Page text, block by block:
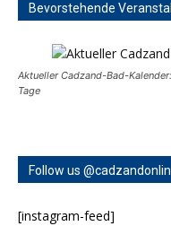
Bevorstehende
Aktueller Cadzand-Bad-
Tage
Follow us
[instagram-feed]